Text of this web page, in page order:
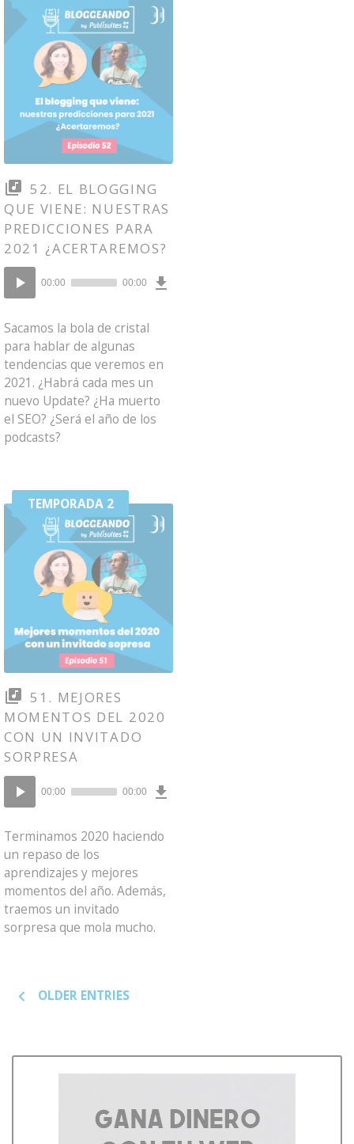
52. EL BLOGGING
QUE VIENE: NUESTRAS
PREDICCIONES PARA
2021 ¿ACERTAREMOS?
Reproductor
de
00:00 00:00
Sacamos la bola de cristal
para hablar de algunas
tendencias que veremos en
2021. ¿Habrá cada mes un
nuevo Update? ¿Ha muerto
el SEO? ¿Será el año de los
podcasts?
TEMPORADA 2
51. MEJORES
MOMENTOS DEL 2020
CON UN INVITADO
SORPRESA
Reproductor
de
00:00 00:00
Terminamos 2020 haciendo
un repaso de los
aprendizajes y mejores
momentos del año. Además,
traemos un invitado
sorpresa que mola mucho.
PostsOLDER ENTRIES